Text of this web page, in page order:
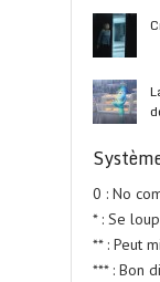
0 : No
* : Se
** : Peut
*** : Bon